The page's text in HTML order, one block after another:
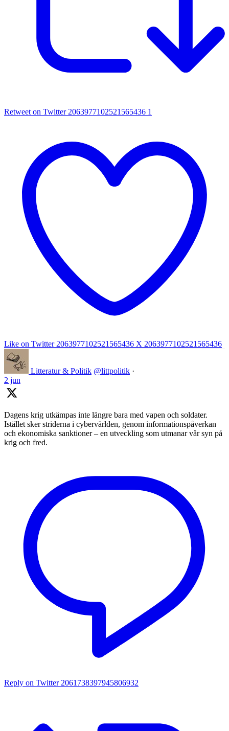
Retweet on Twitter 2063977102521565436 1
Like on Twitter 2063977102521565436 X 2063977102521565436
Litteratur & Politik @littpolitik ·
2 jun
Dagens krig utkämpas inte längre bara med vapen och soldater.
Istället sker striderna i cybervärlden, genom informationspåverkan
och ekonomiska sanktioner – en utveckling som utmanar vår syn på
krig och fred.
Reply on Twitter 2061738397945806932